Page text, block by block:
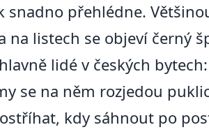
snadno přehlédne.
listech se objeví černý
lidé v českých
se na něm rozjedou
kdy sáhnout po